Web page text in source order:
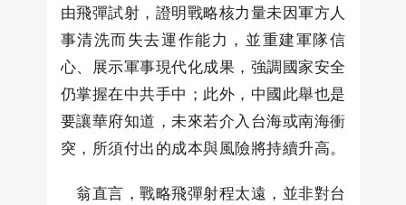
由飛彈試射，證明戰略核力量未因軍方人
事清洗而失去運作能力，並重建軍隊信
心、展示軍事現代化成果，強調國家安全
仍掌握在中共手中；此外，中國此舉也是
要讓華府知道，未來若介入台海或南海衝
突，所須付出的成本與風險將持續升高。
翁直言，戰略飛彈射程太遠，並非對台